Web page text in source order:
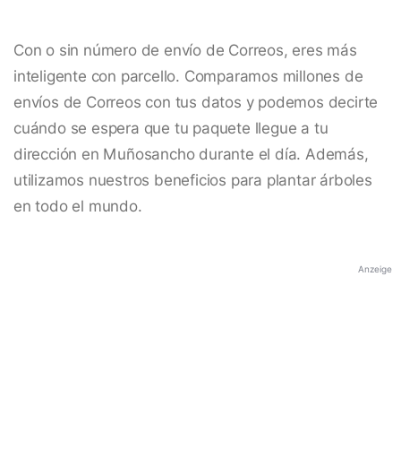
Con o sin número de envío de Correos, eres más
inteligente con parcello. Comparamos millones de
envíos de Correos con tus datos y podemos decirte
cuándo se espera que tu paquete llegue a tu
dirección en Muñosancho durante el día. Además,
utilizamos nuestros beneficios para plantar árboles
en todo el mundo.
Anzeige